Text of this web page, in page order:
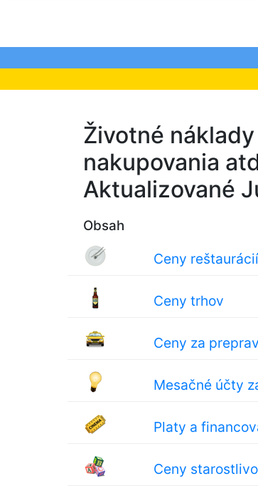
Životné
nakupovania
Aktualizované
Obsah
Ceny reštaurácií
Ceny trhov
Ceny za
Mesačné účty
Platy a
Ceny